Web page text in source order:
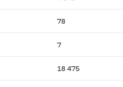
78
7
18 475